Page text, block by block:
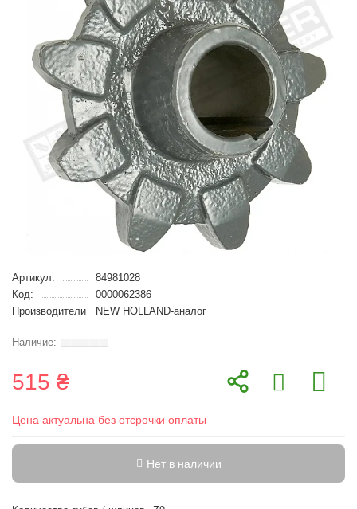
Артикул:
84981028
Код:
0000062386
Производители
NEW HOLLAND-аналог
515 ₴
Цена актуальна без отсрочки оплаты
Нет в наличии